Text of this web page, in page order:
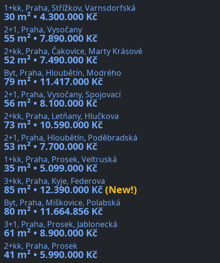
1+kk, Praha, Střížkov, Varnsdorfská
30 m² • 4.300.000 Kč
2+1, Praha, Vysočany
55 m² • 7.890.000 Kč
2+kk, Praha, Čakovice, Marty Krásové
52 m² • 7.490.000 Kč
Byt, Praha, Hloubětín, Modrého
79 m² • 11.417.000 Kč
2+1, Praha, Vysočany, Spojovací
56 m² • 8.100.000 Kč
2+kk, Praha, Letňany, Hlučkova
73 m² • 10.590.000 Kč
2+1, Praha, Hloubětín, Poděbradská
53 m² • 7.700.000 Kč
1+kk, Praha, Prosek, Veltruská
35 m² • 5.099.000 Kč
3+kk, Praha, Kyje, Federova
85 m² • 12.390.000 Kč(New!)
Byt, Praha, Miškovice, Polabská
80 m² • 11.664.856 Kč
3+1, Praha, Prosek, Jablonecká
61 m² • 8.900.000 Kč
2+kk, Praha, Prosek
41 m² • 5.990.000 Kč